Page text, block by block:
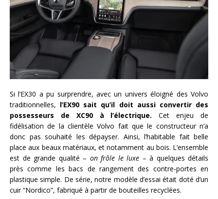
Si l’EX30 a pu surprendre, avec un univers éloigné des Volvo
traditionnelles, l’EX90 sait qu’il doit aussi convertir des
possesseurs de XC90 à l’électrique. Cet enjeu de
fidélisation de la clientèle Volvo fait que le constructeur n’a
donc pas souhaité les dépayser. Ainsi, l’habitable fait belle
place aux beaux matériaux, et notamment au bois. L’ensemble
est de grande qualité – on frôle le luxe – à quelques détails
près comme les bacs de rangement des contre-portes en
plastique simple. De série, notre modèle d’essai était doté d’un
cuir “Nordico”, fabriqué à partir de bouteilles recyclées.